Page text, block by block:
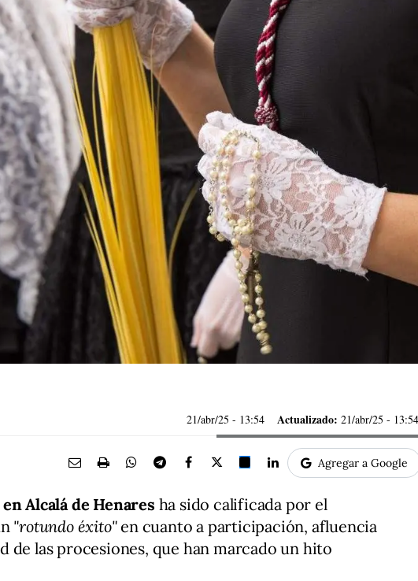
21/abr/25 - 13:54 Actualizado: 21/abr/25 - 13:54
Agregar a Google
Alcalá de Henares ha sido calificada por el
"rotundo éxito"en cuanto a participación, afluencia
de las procesiones, que han marcado un hito